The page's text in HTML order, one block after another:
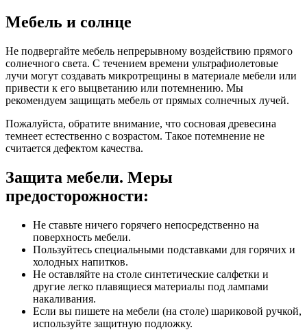
Мебель и солнце
Не подвергайте мебель непрерывному воздействию прямого
солнечного света. С течением времени ультрафиолетовые
лучи могут создавать микротрещины в материале мебели или
привести к его выцветанию или потемнению. Мы
рекомендуем защищать мебель от прямых солнечных лучей.
Пожалуйста, обратите внимание, что сосновая древесина
темнеет естественно с возрастом. Такое потемнение не
считается дефектом качества.
Защита мебели. Меры
предосторожности:
Не ставьте ничего горячего непосредственно на
поверхность мебели.
Пользуйтесь специальными подставками для горячих и
холодных напитков.
Не оставляйте на столе синтетические салфетки и
другие легко плавящиеся материалы под лампами
накаливания.
Если вы пишете на мебели (на столе) шариковой ручкой,
используйте защитную подложку.